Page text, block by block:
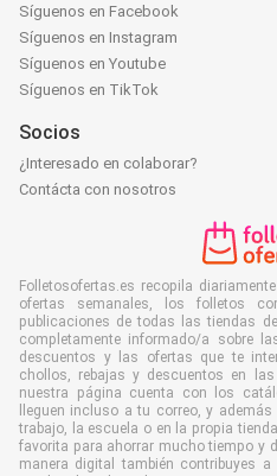
Síguenos en Facebook
Síguenos en Instagram
Síguenos en Youtube
Síguenos en TikTok
Socios
¿Interesado en colaborar?
Contácta con nosotros
Folletosofertas.es recopila
ofertas semanales, los folletos
publicaciones de todas las tiendas
completamente informado/a sobre
descuentos y las ofertas que te
chollos, rebajas y descuentos en
nuestra página cuenta con los
lleguen incluso a tu correo, y
trabajo, la escuela o en la propia
favorita para ahorrar mucho tiempo y
manera digital también contribuyes